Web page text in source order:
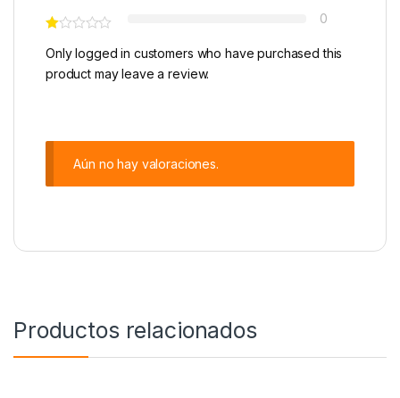
0
Only logged in customers who have purchased this
product may leave a review.
Aún no hay valoraciones.
Productos relacionados